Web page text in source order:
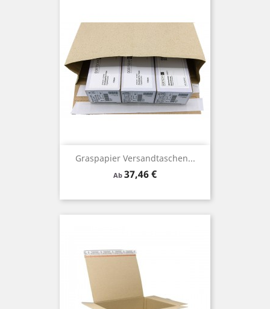
Graspapier Versandtaschen...
Ab Preis
37,46 €